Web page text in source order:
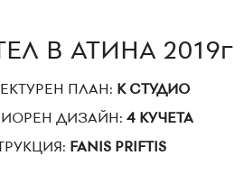
В АТИНА 2019г
ПЛАН: К СТУДИО
ДИЗАЙН: 4 КУЧЕТА
FANIS PRIFTIS